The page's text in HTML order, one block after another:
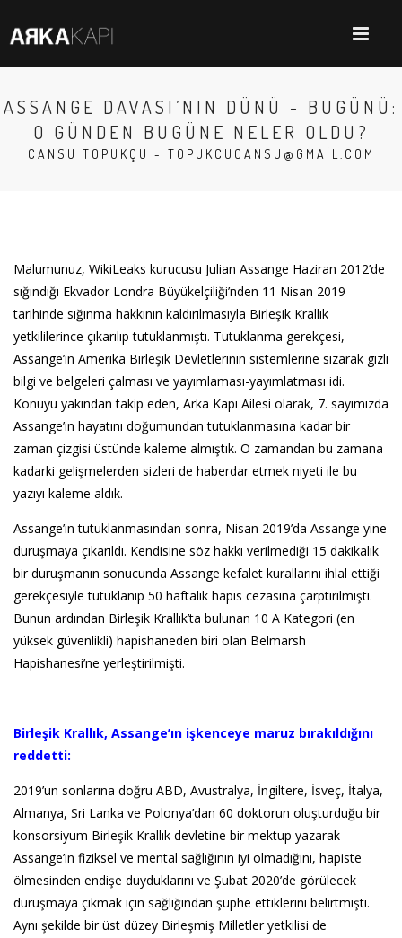
ASSANGE DAVASI’NIN DÜNÜ - BUGÜNÜ:
O GÜNDEN BUGÜNE NELER OLDU?
CANSU TOPUKÇU - TOPUKCUCANSU@GMAIL.COM
Malumunuz, WikiLeaks kurucusu Julian Assange Haziran 2012’de
sığındığı Ekvador Londra Büyükelçiliği’nden 11 Nisan 2019
tarihinde sığınma hakkının kaldırılmasıyla Birleşik Krallık
yetkililerince çıkarılıp tutuklanmıştı. Tutuklanma gerekçesi,
Assange’ın Amerika Birleşik Devletlerinin sistemlerine sızarak gizli
bilgi ve belgeleri çalması ve yayımlaması-yayımlatması idi.
Konuyu yakından takip eden, Arka Kapı Ailesi olarak, 7. sayımızda
Assange’ın hayatını doğumundan tutuklanmasına kadar bir
zaman çizgisi üstünde kaleme almıştık. O zamandan bu zamana
kadarki gelişmelerden sizleri de haberdar etmek niyeti ile bu
yazıyı kaleme aldık.
Assange’ın tutuklanmasından sonra, Nisan 2019’da Assange yine
duruşmaya çıkarıldı. Kendisine söz hakkı verilmediği 15 dakikalık
bir duruşmanın sonucunda Assange kefalet kurallarını ihlal ettiği
gerekçesiyle tutuklanıp 50 haftalık hapis cezasına çarptırılmıştı.
Bunun ardından Birleşik Krallık’ta bulunan 10 A Kategori (en
yüksek güvenlikli) hapishaneden biri olan Belmarsh
Hapishanesi’ne yerleştirilmişti.
Birleşik Krallık, Assange’ın işkenceye maruz bırakıldığını
reddetti:
2019’un sonlarına doğru ABD, Avustralya, İngiltere, İsveç, İtalya,
Almanya, Sri Lanka ve Polonya’dan 60 doktorun oluşturduğu bir
konsorsiyum Birleşik Krallık devletine bir mektup yazarak
Assange’ın fiziksel ve mental sağlığının iyi olmadığını, hapiste
ölmesinden endişe duyduklarını ve Şubat 2020’de görülecek
duruşmaya çıkmak için sağlığından şüphe ettiklerini belirtmişti.
Aynı şekilde bir üst düzey Birleşmiş Milletler yetkilisi de